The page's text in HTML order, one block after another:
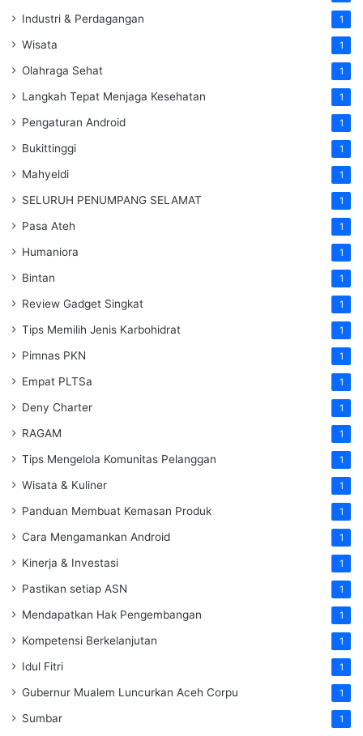
Industri & Perdagangan 1
Wisata 1
Olahraga Sehat 1
Langkah Tepat Menjaga Kesehatan 1
Pengaturan Android 1
Bukittinggi 1
Mahyeldi 1
SELURUH PENUMPANG SELAMAT 1
Pasa Ateh 1
Humaniora 1
Bintan 1
Review Gadget Singkat 1
Tips Memilih Jenis Karbohidrat 1
Pimnas PKN 1
Empat PLTSa 1
Deny Charter 1
RAGAM 1
Tips Mengelola Komunitas Pelanggan 1
Wisata & Kuliner 1
Panduan Membuat Kemasan Produk 1
Cara Mengamankan Android 1
Kinerja & Investasi 1
Pastikan setiap ASN 1
Mendapatkan Hak Pengembangan 1
Kompetensi Berkelanjutan 1
Idul Fitri 1
Gubernur Mualem Luncurkan Aceh Corpu 1
Sumbar 1